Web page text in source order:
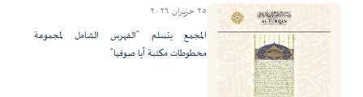
٢٥ حزيران ٢٠٢٦
المجمع يتسلم "الفهرس الشامل لمجموعة
مخطوطات مكتبة آيا صوفيا"